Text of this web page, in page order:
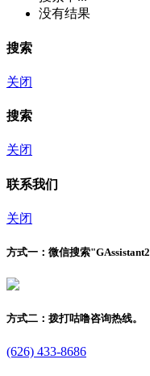
没有结果
搜索
关闭
搜索
关闭
联系我们
关闭
方式一： 微信搜索"GAssistant2
方式二： 拨打咕噜咨询热线。
(626) 433-8686